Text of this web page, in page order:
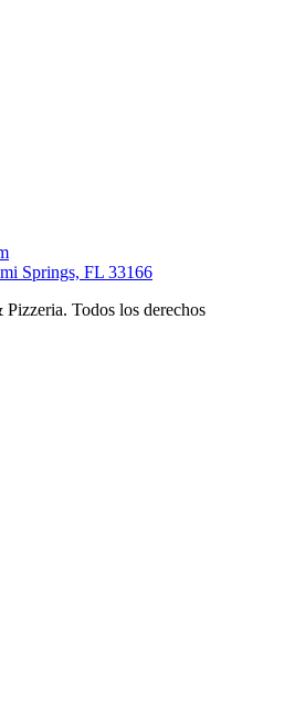
Springs, FL 33166
Todos los derechos